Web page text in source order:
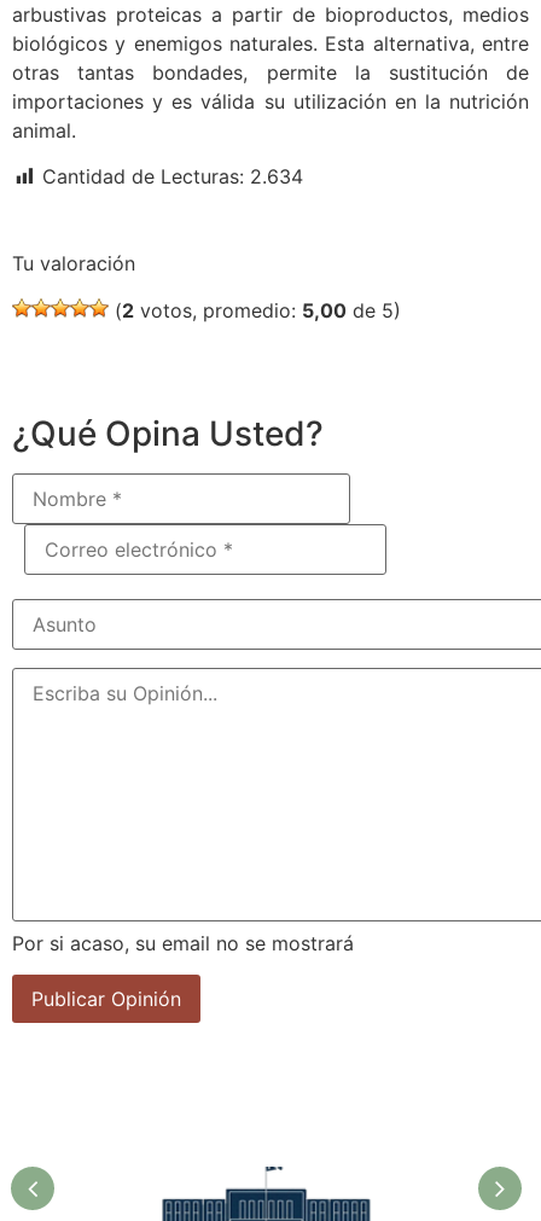
arbustivas proteicas a partir de bioproductos, medios
biológicos y enemigos naturales. Esta alternativa, entre
otras tantas bondades, permite la sustitución de
importaciones y es válida su utilización en la nutrición
animal.
Cantidad de Lecturas: 2.634
Tu valoración
(2 votos, promedio: 5,00 de 5)
¿Qué Opina Usted?
Por si acaso, su email no se mostrará